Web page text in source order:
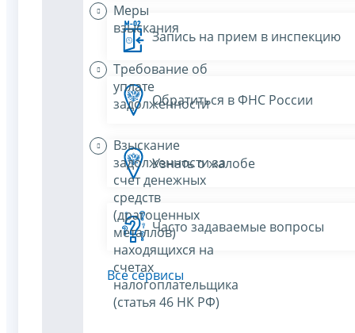
Меры
взыскания
Требование об
уплате
задолженности
Взыскание
задолженности за
счет денежных
средств
(драгоценных
металлов)
находящихся на
счетах
налогоплательщика
(статья 46 НК РФ)
Запись на прием в инспекцию
Обратиться в ФНС России
Узнать о жалобе
Часто задаваемые вопросы
Все сервисы